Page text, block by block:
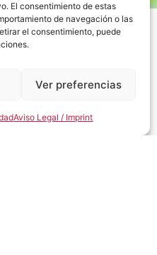
El consentimiento de estas
de navegación o las
el consentimiento, puede
Ver preferencias
Aviso Legal / Imprint